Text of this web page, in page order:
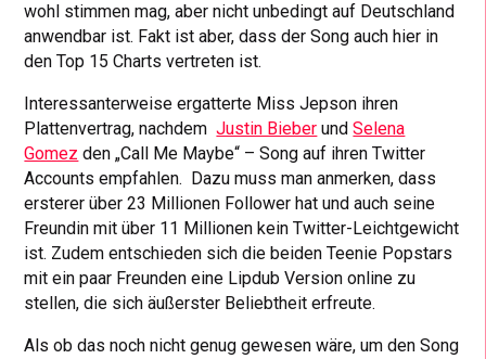
wohl stimmen mag, aber nicht unbedingt auf Deutschland
anwendbar ist. Fakt ist aber, dass der Song auch hier in
den Top 15 Charts vertreten ist.
Interessanterweise ergatterte Miss Jepson ihren
Plattenvertrag, nachdemJustin Bieber undSelena
Gomez den „Call Me Maybe“ – Song auf ihren Twitter
Accounts empfahlen. Dazu muss man anmerken, dass
ersterer über 23 Millionen Follower hat und auch seine
Freundin mit über 11 Millionen kein Twitter-Leichtgewicht
ist. Zudem entschieden sich die beiden Teenie Popstars
mit ein paar Freunden eine Lipdub Version online zu
stellen, die sich äußerster Beliebtheit erfreute.
Als ob das noch nicht genug gewesen wäre, um den Song